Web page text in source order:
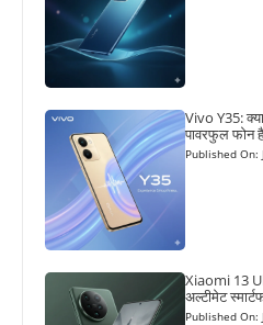
Vivo Y35:
पावरफुल फोन
Published On:
Xiaomi 13
अल्टीमेट
Published On: